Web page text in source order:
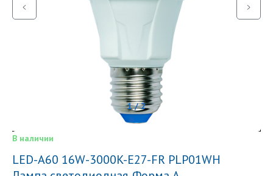
1 / 2
В наличии
LED-A60 16W-3000K-E27-FR PLP01WH